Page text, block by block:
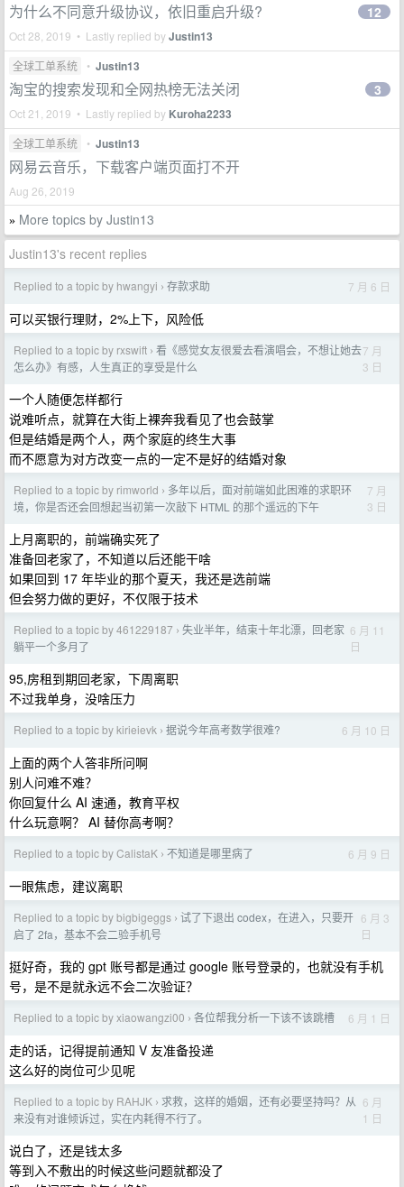
为什么不同意升级协议，依旧重启升级?
Oct 28, 2019 • Lastly replied byJustin13
12
全球工单系统 • Justin13
淘宝的搜索发现和全网热榜无法关闭
Oct 21, 2019 • Lastly replied by Kuroha2233
3
全球工单系统 • Justin13
网易云音乐，下载客户端页面打不开
Aug 26, 2019
» More topics by Justin13
Justin13's recent replies
Replied to a topic by hwangyi › 存款求助 7 月 6 日
可以买银行理财，2%上下，风险低
Replied to a topic by rxswift › 看《感觉女友很爱去看演唱会，不想让她去
怎么办》有感，人生真正的享受是什么
7 月
3 日
一个人随便怎样都行
说难听点，就算在大街上裸奔我看见了也会鼓掌
但是结婚是两个人，两个家庭的终生大事
而不愿意为对方改变一点的一定不是好的结婚对象
Replied to a topic by rimworld › 多年以后，面对前端如此困难的求职环
境，你是否还会回想起当初第一次敲下 HTML 的那个遥远的下午
7 月
3 日
上月离职的，前端确实死了
准备回老家了，不知道以后还能干啥
如果回到 17 年毕业的那个夏天，我还是选前端
但会努力做的更好，不仅限于技术
Replied to a topic by 461229187 › 失业半年，结束十年北漂，回老家
躺平一个多月了
6 月 11
日
95,房租到期回老家，下周离职
不过我单身，没啥压力
Replied to a topic by kirieievk › 据说今年高考数学很难? 6 月 10 日
上面的两个人答非所问啊
别人问难不难？
你回复什么 AI 速通，教育平权
什么玩意啊？ AI 替你高考啊？
Replied to a topic by CalistaK › 不知道是哪里病了 6 月 9 日
一眼焦虑，建议离职
Replied to a topic by bigbigeggs › 试了下退出 codex，在进入，只要开
启了 2fa，基本不会二验手机号
6 月 3
日
挺好奇，我的 gpt 账号都是通过 google 账号登录的，也就没有手机
号，是不是就永远不会二次验证？
Replied to a topic by xiaowangzi00 › 各位帮我分析一下该不该跳槽 6 月 1 日
走的话，记得提前通知 V 友准备投递
这么好的岗位可少见呢
Replied to a topic by RAHJK › 求救，这样的婚姻，还有必要坚持吗？从
来没有对谁倾诉过，实在内耗得不行了。
6 月
1 日
说白了，还是钱太多
等到入不敷出的时候这些问题就都没了